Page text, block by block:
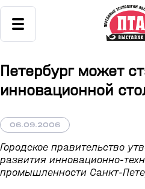
Петербург может
инновационной
06.09.2006
Городское правительство
развития инновационно-
промышленности Санкт-